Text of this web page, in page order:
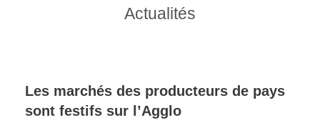
Actualités
Les marchés des producteurs de pays
sont festifs sur l’Agglo